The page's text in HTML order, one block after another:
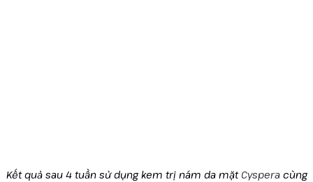
Kết quả sau 4 tuần sử dụng kem trị nám da mặt Cysperacùng